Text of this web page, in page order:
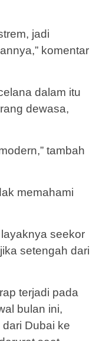
jadi
komentar
dalam itu
dewasa,
tambah
memahami
seekor
setengah dari
terjadi pada
bulan ini,
Dubai ke